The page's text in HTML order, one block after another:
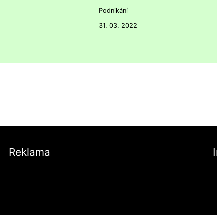
Podnikání
31. 03. 2022
Reklama